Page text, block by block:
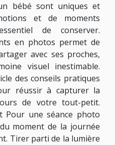
bébé sont uniques et
et de moments
de conserver.
en photos permet de
avec ses proches,
visuel inestimable.
des conseils pratiques
réussir à capturer la
de votre tout-petit.
Pour une séance photo
moment de la journée
Tirer parti de la lumière